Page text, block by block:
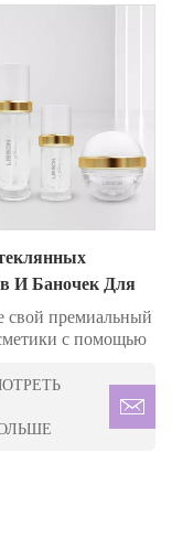
И Баночек Для
Средств По
Кожей
свой премиальный
с помощью
для косметики
стеклу,